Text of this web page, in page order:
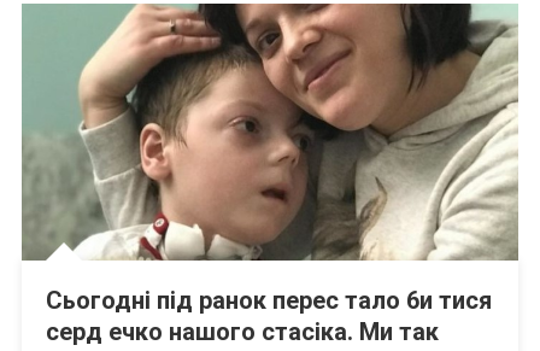
Сьогодні під ранок перес тало 6и тися
серд ечко нашого стасіка. Ми так